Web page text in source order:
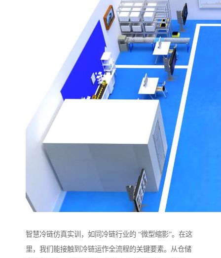
智慧冷链仿真实训，如同冷链行业的 “微型缩影”。在这
里，我们能接触到冷链运作全流程的关键要素。从仓储